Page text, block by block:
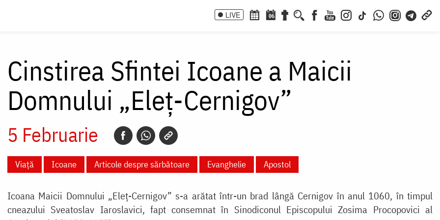
LIVE 06
Cinstirea Sfintei Icoane a Maicii
Domnului „Eleț-Cernigov”
5 Februarie
Viață Icoane Articole despre sărbătoare Evanghelie Apostol
Icoana Maicii Domnului „Eleț-Cernigov” s-a arătat într-un brad lângă Cernigov în anul 1060, în timpul
cneazului Sveatoslav Iaroslavici, fapt consemnat în Sinodiconul Episcopului Zosima Procopovici al